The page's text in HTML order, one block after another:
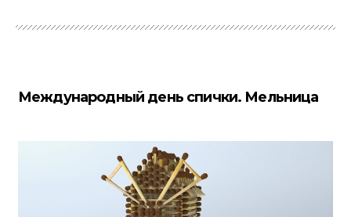
Международный день спички. Мельница